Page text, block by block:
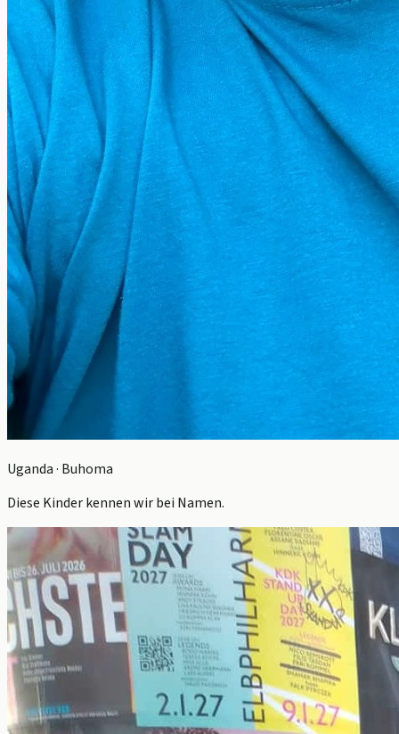
Uganda · Buhoma
Diese Kinder kennen wir bei Namen.